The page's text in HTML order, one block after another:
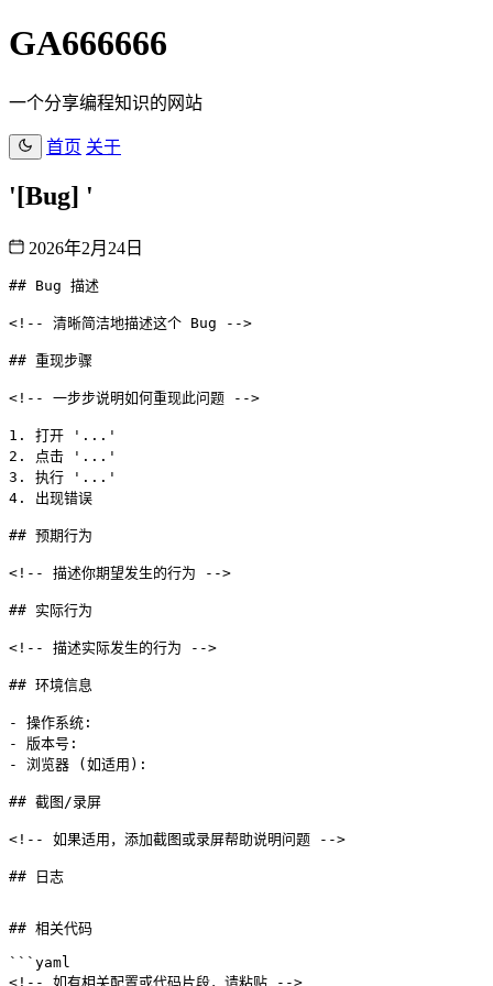
GA666666
一个分享编程知识的网站
首页 关于
'[Bug] '
2026年2月24日
## Bug 描述
<!-- 清晰简洁地描述这个 Bug -->
## 重现步骤
<!-- 一步步说明如何重现此问题 -->
1. 打开 '...'
2. 点击 '...'
3. 执行 '...'
4. 出现错误
## 预期行为
<!-- 描述你期望发生的行为 -->
## 实际行为
<!-- 描述实际发生的行为 -->
## 环境信息
- 操作系统:
- 版本号:
- 浏览器 (如适用):
## 截图/录屏
<!-- 如果适用，添加截图或录屏帮助说明问题 -->
## 相关代码
```yaml